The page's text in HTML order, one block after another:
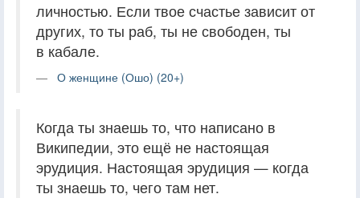
личностью. Если твое счастье зависит от
других, то ты раб, ты не свободен, ты
в кабале.
О женщине (Ошо) (20+)
Когда ты знаешь то, что написано в
Википедии, это ещё не настоящая
эрудиция. Настоящая эрудиция — когда
ты знаешь то, чего там нет.